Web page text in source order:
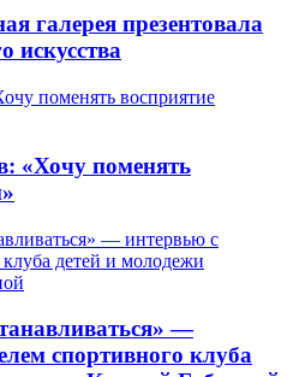
галерея презентовала
искусства
«Хочу поменять
—
спортивного клуба